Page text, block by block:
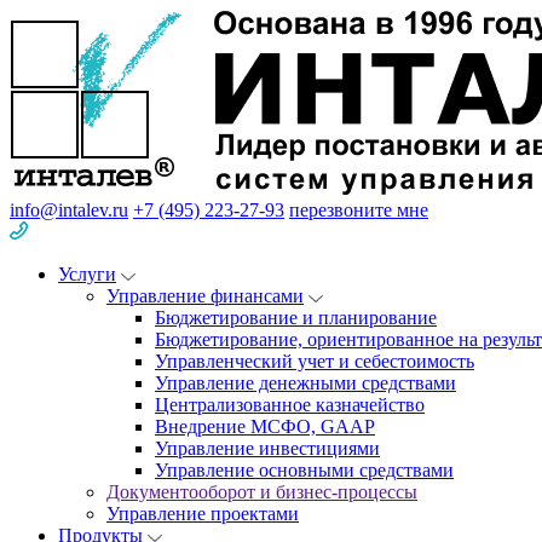
info@intalev.ru +7 (495) 223-27-93 перезвоните мне
Услуги
Управление финансами
Бюджетирование и планирование
Бюджетирование, ориентированное на
Управленческий учет и себестоимость
Управление денежными средствами
Централизованное казначейство
Внедрение МСФО, GAAP
Управление инвестициями
Управление основными средствами
Документооборот и бизнес-процессы
Управление проектами
Продукты